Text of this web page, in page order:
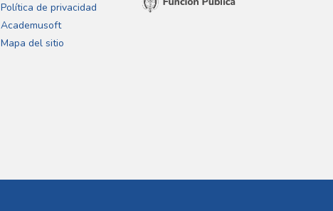
Política de privacidad
Academusoft
Mapa del sitio